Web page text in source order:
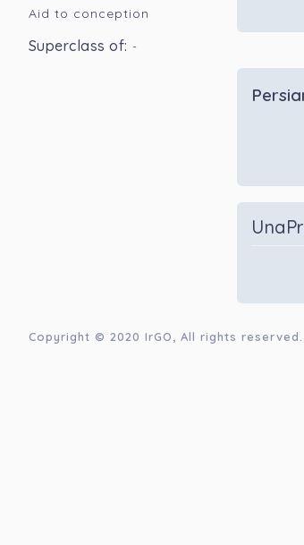
Aid to conception
Superclass of: -
Copyright © 2020 IrGO , All rights reserved.